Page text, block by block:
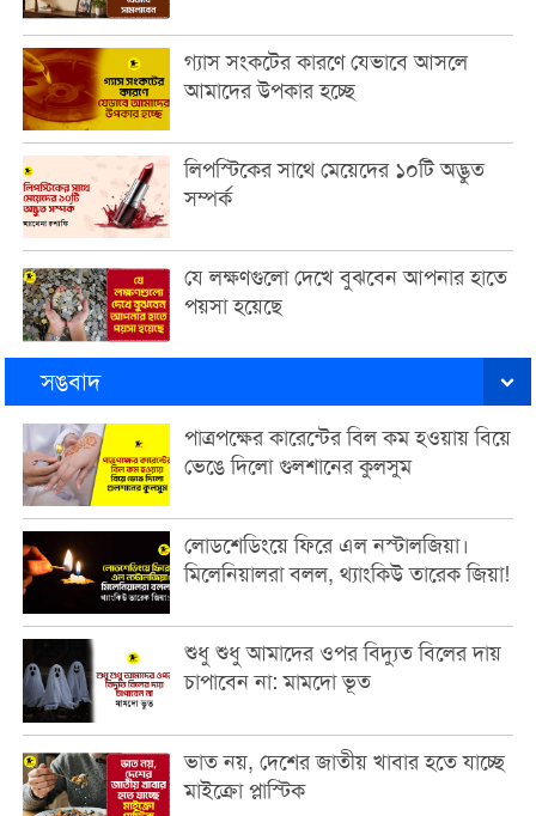
গ্যাস সংকটের কারণে যেভাবে আসলে
আমাদের উপকার হচ্ছে
লিপস্টিকের সাথে মেয়েদের ১০টি অদ্ভুত
সম্পর্ক
যে লক্ষণগুলো দেখে বুঝবেন আপনার হাতে
পয়সা হয়েছে
সঙবাদ
পাত্রপক্ষের কারেন্টের বিল কম হওয়ায় বিয়ে
ভেঙে দিলো গুলশানের কুলসুম
লোডশেডিংয়ে ফিরে এল নস্টালজিয়া।
মিলেনিয়ালরা বলল, থ্যাংকিউ তারেক জিয়া!
শুধু শুধু আমাদের ওপর বিদ্যুত বিলের দায়
চাপাবেন না: মামদো ভূত
ভাত নয়, দেশের জাতীয় খাবার হতে যাচ্ছে
মাইক্রো প্লাস্টিক